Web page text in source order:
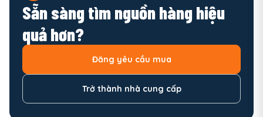
Sẵn sàng tìm nguồn hàng hiệu
quả hơn?
Đăng yêu cầu mua
Trở thành nhà cung cấp